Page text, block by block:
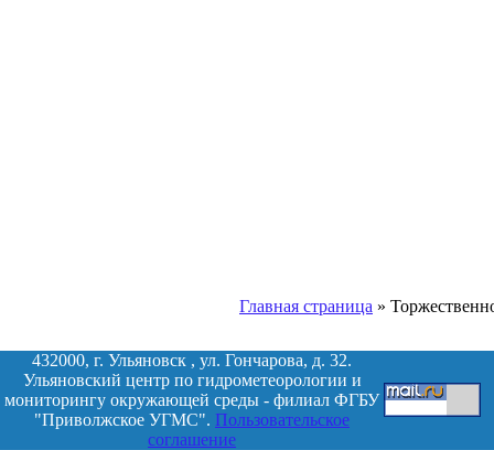
Главная страница »
432000, г. Ульяновск , ул. Гончарова, д. 32.
Ульяновский центр по гидрометеорологии и
мониторингу окружающей среды - филиал ФГБУ
"Приволжское УГМС". Пользовательское
соглашение